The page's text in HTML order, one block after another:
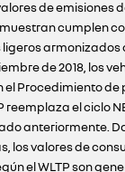
de emisiones
cumplen
armonizados
de 2018, los
Procedimiento de
reemplaza el ciclo
anteriormente.
los valores de
el WLTP son